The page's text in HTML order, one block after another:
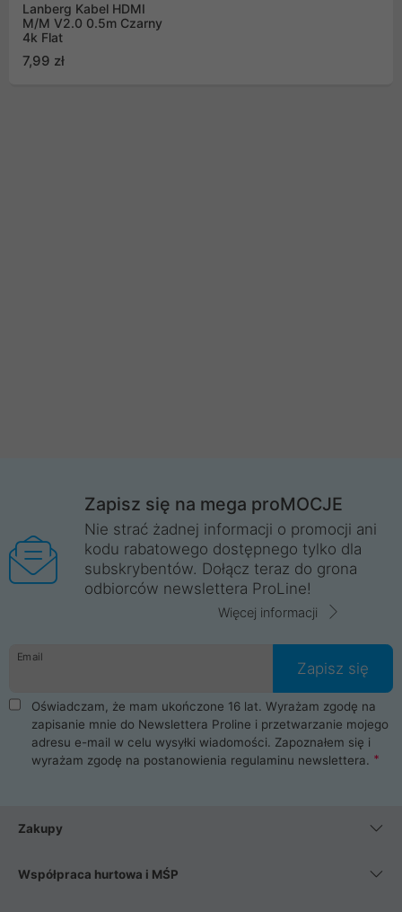
Lanberg Kabel HDMI
M/M V2.0 0.5m Czarny
4k Flat
7,99 zł
Zapisz się na mega proMOCJE
Nie strać żadnej informacji o promocji ani
kodu rabatowego dostępnego tylko dla
subskrybentów. Dołącz teraz do grona
odbiorców newslettera ProLine!
Więcej informacji
Email
Zapisz się
Oświadczam, że mam ukończone 16 lat. Wyrażam zgodę na
zapisanie mnie do Newslettera Proline i przetwarzanie mojego
adresu e-mail w celu wysyłki wiadomości. Zapoznałem się i
wyrażam zgodę na postanowienia regulaminu newslettera.
Zakupy
Współpraca hurtowa i MŚP